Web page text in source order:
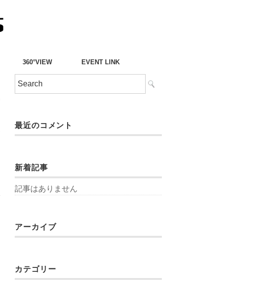
360°VIEW EVENT LINK
最近のコメント
新着記事
記事はありません
アーカイブ
カテゴリー